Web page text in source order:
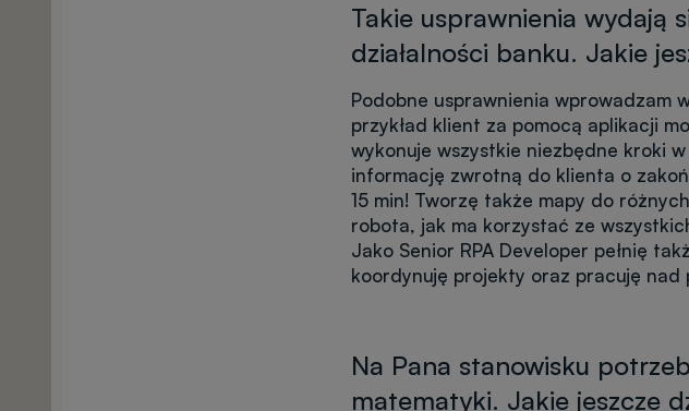
Takie usprawnienia wydają
działalności banku. Jakie
Podobne usprawnienia wprowadzam
przykład klient za pomocą aplikacji
wykonuje wszystkie niezbędne kroki
informację zwrotną do klienta o
15 min! Tworzę także mapy do
robota, jak ma korzystać ze
Jako Senior RPA Developer pełnię
koordynuję projekty oraz pracuję
Na Pana stanowisku
matematyki. Jakie jeszcze